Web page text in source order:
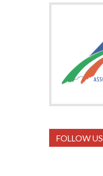
FOLLOW US